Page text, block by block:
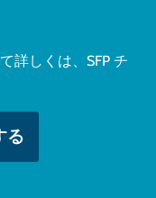
詳しくは、SFP チ
る